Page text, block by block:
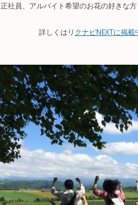
正社員、アルバイト希望のお花の好きな方
詳しくはリ クナビNEXTに掲載